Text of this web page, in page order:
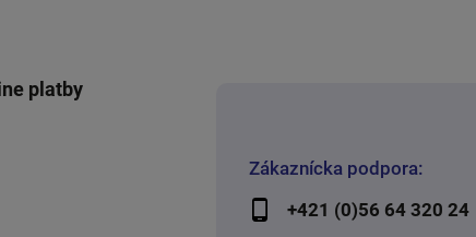
Zákaznícka podpora:
+421 (0)56 64 320 24
platby